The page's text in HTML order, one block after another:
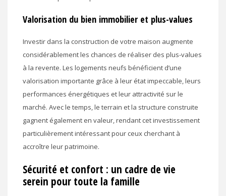
Valorisation du bien immobilier et plus-values
Investir dans la construction de votre maison augmente
considérablement les chances de réaliser des plus-values
à la revente. Les logements neufs bénéficient d’une
valorisation importante grâce à leur état impeccable, leurs
performances énergétiques et leur attractivité sur le
marché. Avec le temps, le terrain et la structure construite
gagnent également en valeur, rendant cet investissement
particulièrement intéressant pour ceux cherchant à
accroître leur patrimoine.
Sécurité et confort : un cadre de vie
serein pour toute la famille